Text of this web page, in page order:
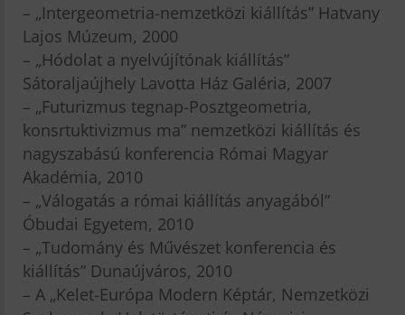
– „Intergeometria-nemzetközi kiállítás” Hatvany
Lajos Múzeum, 2000
– „Hódolat a nyelvújítónak kiállítás”
Sátoraljaújhely Lavotta Ház Galéria, 2007
– „Futurizmus tegnap-Posztgeometria,
konsrtuktivizmus ma” nemzetközi kiállítás és
nagyszabású konferencia Római Magyar
Akadémia, 2010
– „Válogatás a római kiállítás anyagából”
Óbudai Egyetem, 2010
– „Tudomány és Művészet konferencia és
kiállítás” Dunaújváros, 2010
– A „Kelet-Európa Modern Képtár, Nemzetközi